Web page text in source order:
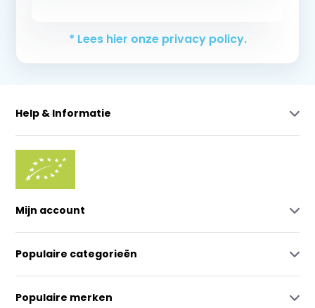
* Lees hier onze privacy policy.
Help & Informatie
Mijn account
Populaire categorieën
Populaire merken